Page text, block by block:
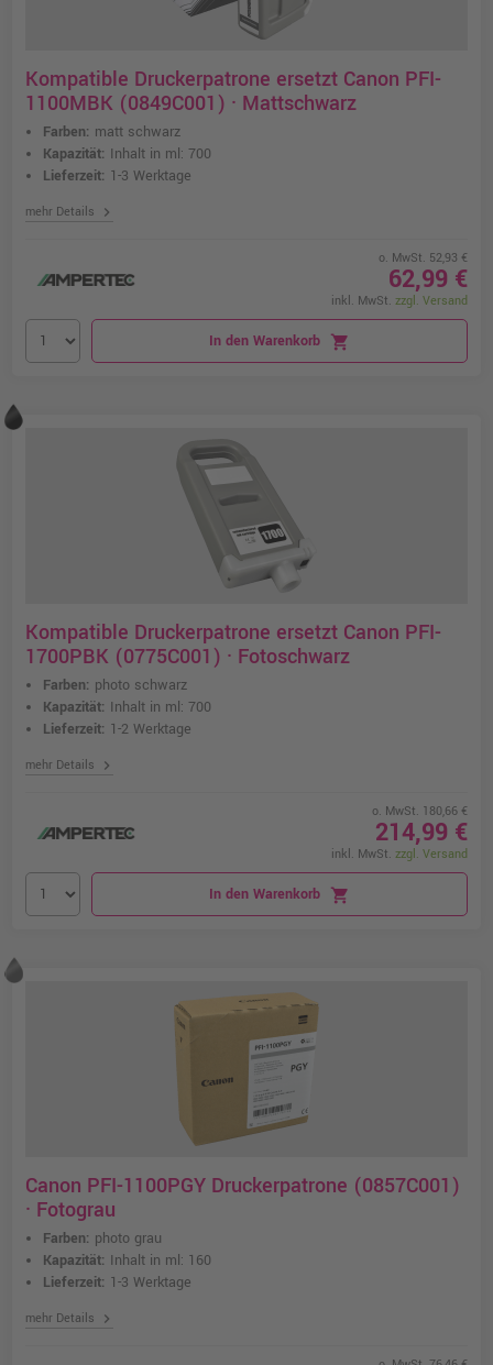
Kompatible Druckerpatrone ersetzt Canon PFI-
1100MBK (0849C001) · Mattschwarz
Farben: matt schwarz
Kapazität: Inhalt in ml: 700
Lieferzeit: 1-3 Werktage
mehr Details chevron_right
o. MwSt. 52,93 €
62,99 €
inkl. MwSt. zzgl. Versand
In den Warenkorb shopping_cart
Kompatible Druckerpatrone ersetzt Canon PFI-
1700PBK (0775C001) · Fotoschwarz
Farben: photo schwarz
Kapazität: Inhalt in ml: 700
Lieferzeit: 1-2 Werktage
mehr Details chevron_right
o. MwSt. 180,66 €
214,99 €
inkl. MwSt. zzgl. Versand
In den Warenkorb shopping_cart
Canon PFI-1100PGY Druckerpatrone (0857C001)
· Fotograu
Farben: photo grau
Kapazität: Inhalt in ml: 160
Lieferzeit: 1-3 Werktage
mehr Details chevron_right